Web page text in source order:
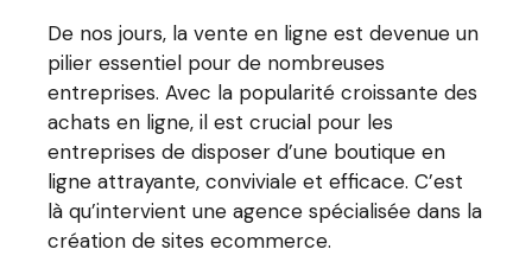
De nos jours, la vente en ligne est devenue un
pilier essentiel pour de nombreuses
entreprises. Avec la popularité croissante des
achats en ligne, il est crucial pour les
entreprises de disposer d’une boutique en
ligne attrayante, conviviale et efficace. C’est
là qu’intervient une agence spécialisée dans la
création de sites ecommerce.